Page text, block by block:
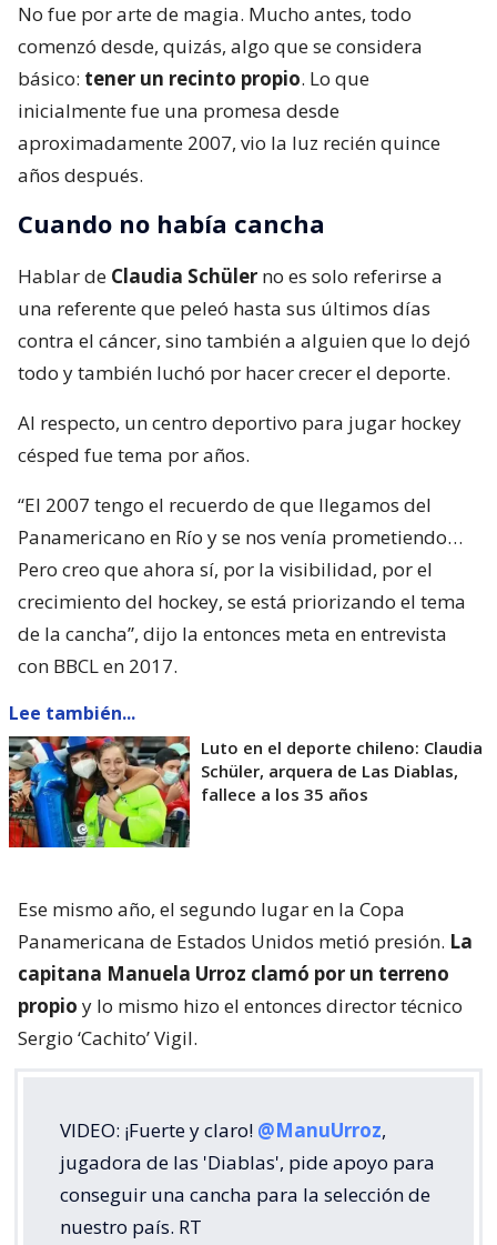
No fue por arte de magia. Mucho antes, todo
comenzó desde, quizás, algo que se considera
básico: tener un recinto propio. Lo que
inicialmente fue una promesa desde
aproximadamente 2007, vio la luz recién quince
años después.
Cuando no había cancha
Hablar de Claudia Schüler no es solo referirse a
una referente que peleó hasta sus últimos días
contra el cáncer, sino también a alguien que lo dejó
todo y también luchó por hacer crecer el deporte.
Al respecto, un centro deportivo para jugar hockey
césped fue tema por años.
“El 2007 tengo el recuerdo de que llegamos del
Panamericano en Río y se nos venía prometiendo…
Pero creo que ahora sí, por la visibilidad, por el
crecimiento del hockey, se está priorizando el tema
de la cancha”, dijo la entonces meta en entrevista
con BBCL en 2017.
Lee también...
Luto en el deporte chileno: Claudia
Schüler, arquera de Las Diablas,
fallece a los 35 años
Ese mismo año, el segundo lugar en la Copa
Panamericana de Estados Unidos metió presión. La
capitana Manuela Urroz clamó por un terreno
propio y lo mismo hizo el entonces director técnico
Sergio ‘Cachito’ Vigil.
VIDEO: ¡Fuerte y claro! @ManuUrroz,
jugadora de las 'Diablas', pide apoyo para
conseguir una cancha para la selección de
nuestro país. RT